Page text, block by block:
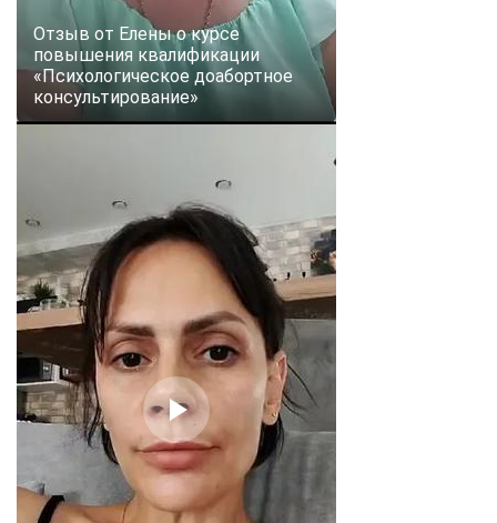
Отзыв от Елены о курсе
повышения квалификации
«Психологическое доабортное
консультирование»
ChatApp
online
Мессенджеры
Свяжитесь с нами через любой удобный мессенджер!